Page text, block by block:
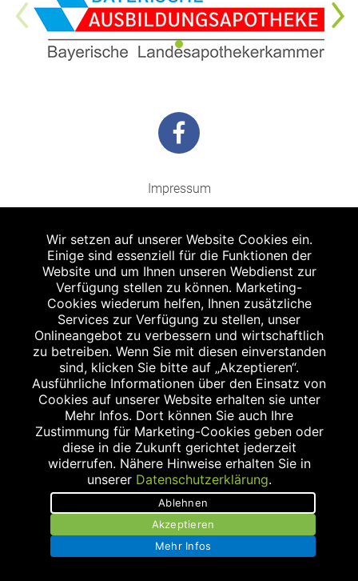
Impressum
Barrierefreiheit
Kontakt
Bildnachweis
Abgabe in haushaltsüblichen Mengen, solange der Vorrat reicht. Für Druck-
und Satzfehler keine Haftung.
Zu Risiken und Nebenwirkungen lesen Sie die Packungsbeilage und fragen
Sie Ihren Arzt oder Apotheker.
Angabe nach der deutschen Arzneimitteltaxe Apothekenerstattungspreis
(AEP). Der AEP ist keine unverbindliche Preisempfehlung der Hersteller. Der
AEP ist ein von den Apotheken in Ansatz gebrachter Preis für rezeptfreie
Arzneimittel. Er entspricht in der Höhe dem für Apotheken verbindlichen
Abgabepreis, zu dem eine Apotheke in bestimmten Fällen (z.B. bei Kindern
unter 12 Jahren) das Produkt mit der gesetzlichen Krankenversicherung
abrechnet. Der AEP ist der allgemeine Erstattungspreis im Falle einer
Wir setzen auf unserer Website Cookies ein.
Einige sind essenziell für die Funktionen der
Website und um Ihnen unseren Webdienst zur
Verfügung stellen zu können. Marketing-
Cookies wiederum helfen, Ihnen zusätzliche
Services zur Verfügung zu stellen, unser
Onlineangebot zu verbessern und wirtschaftlich
zu betreiben. Wenn Sie mit diesen einverstanden
sind, klicken Sie bitte auf „Akzeptieren“.
Ausführliche Informationen über den Einsatz von
Cookies auf unserer Website erhalten sie unter
Mehr Infos. Dort können Sie auch Ihre
Zustimmung für Marketing-Cookies geben oder
diese in die Zukunft gerichtet jederzeit
widerrufen. Nähere Hinweise erhalten Sie in
unserer Datenschutzerklärung.
Ablehnen
Akzeptieren
Mehr Infos